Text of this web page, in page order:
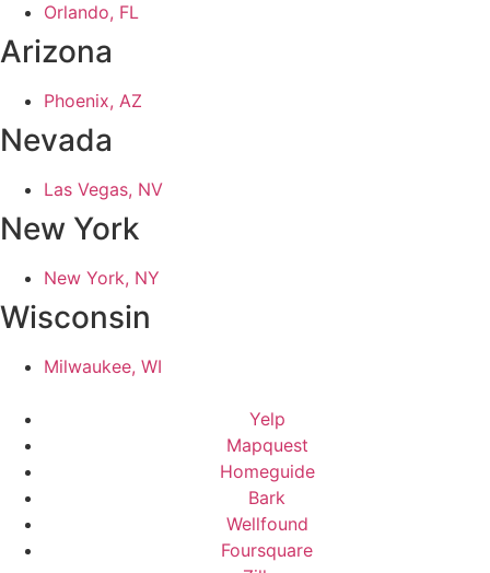
Orlando, FL
Arizona
Phoenix, AZ
Nevada
Las Vegas, NV
New York
New York, NY
Wisconsin
Milwaukee, WI
Yelp
Mapquest
Homeguide
Bark
Wellfound
Foursquare